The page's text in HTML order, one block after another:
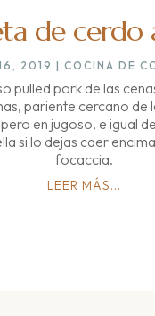
de cerdo
2019 | COCINA DE
pulled pork de las
pariente cercano de
en jugoso, e igual
si lo dejas caer
focaccia.
LEER MÁS...